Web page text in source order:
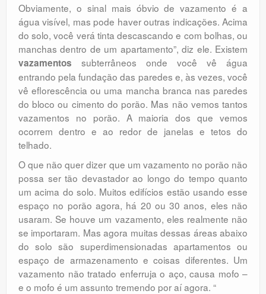
Obviamente, o sinal mais óbvio de vazamento é a
água visível, mas pode haver outras indicações. Acima
do solo, você verá tinta descascando e com bolhas, ou
manchas dentro de um apartamento”, diz ele. Existem
vazamentos subterrâneos onde você vê água
entrando pela fundação das paredes e, às vezes, você
vê eflorescência ou uma mancha branca nas paredes
do bloco ou cimento do porão. Mas não vemos tantos
vazamentos no porão. A maioria dos que vemos
ocorrem dentro e ao redor de janelas e tetos do
telhado.
O que não quer dizer que um vazamento no porão não
possa ser tão devastador ao longo do tempo quanto
um acima do solo. Muitos edifícios estão usando esse
espaço no porão agora, há 20 ou 30 anos, eles não
usaram. Se houve um vazamento, eles realmente não
se importaram. Mas agora muitas dessas áreas abaixo
do solo são superdimensionadas apartamentos ou
espaço de armazenamento e coisas diferentes. Um
vazamento não tratado enferruja o aço, causa mofo –
e o mofo é um assunto tremendo por aí agora. “